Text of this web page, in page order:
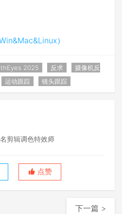
）
2025 反求
摄像机反
运动跟踪 镜头跟踪
剪辑调色特效师
点赞
下一篇 >